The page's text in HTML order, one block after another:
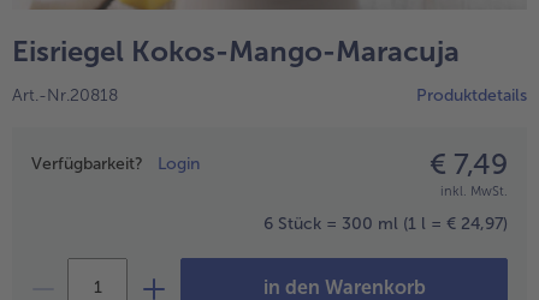
alle Obst
alle Süße Vielfalt
Confiserie & Feinkost
alle Küchenhelfer
Eisriegel Kokos-Mango-Maracuja
Art.-Nr.20818 Produktdetails
Preisangabe
Verfügbarkeit? Login € 7,49
inkl. MwSt.
6 Stück = 300 ml (1 l = € 24,97)
in den Warenkorb